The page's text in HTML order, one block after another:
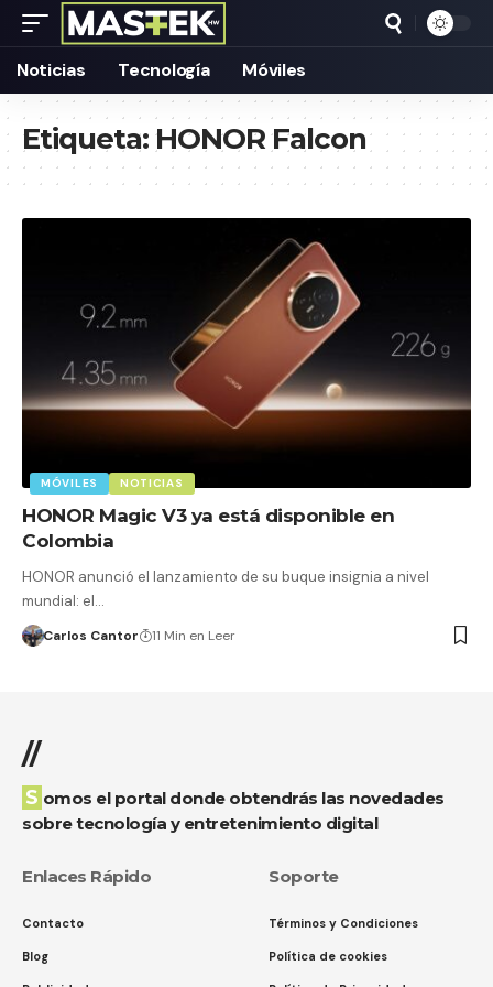
Noticias Tecnología Móviles
Etiqueta:HONOR Falcon
MÓVILES NOTICIAS
HONOR Magic V3 ya está disponible en
Colombia
HONOR anunció el lanzamiento de su buque insignia a nivel
mundial: el…
Carlos Cantor 11 Min en Leer
//
Somos el portal donde obtendrás las novedades
sobre tecnología y entretenimiento digital
Enlaces Rápido
Contacto
Blog
Soporte
Términos y Condiciones
Política de cookies